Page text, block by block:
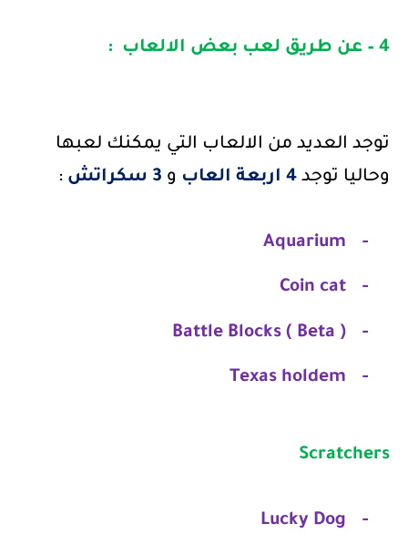
4 – عن طريق لعب بعض الالعاب :
توجد العديد من الالعاب التي يمكنك لعبها
وحاليا توجد 4 اربعة العاب و 3 سكراتش :
-
Aquarium
-
Coin cat
-
Battle Blocks ( Beta )
-
Texas holdem
Scratchers
-
Lucky Dog